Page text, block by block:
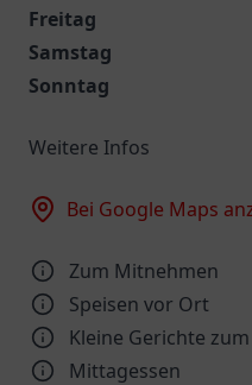
Freitag
Samstag
Sonntag
Weitere Infos
Bei Google Maps
Zum Mitnehmen
Speisen vor Ort
Kleine Gerichte
Mittagessen